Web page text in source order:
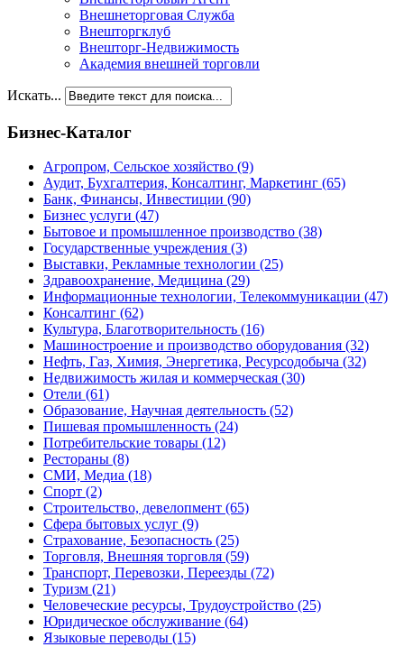
Внешнеторговая Служба
Внешторгклуб
Внешторг-Недвижимость
Академия внешней торговли
Искать...
Бизнес-Каталог
Агропром, Сельское хозяйство (9)
Аудит, Бухгалтерия, Консалтинг, Маркетинг (65)
Банк, Финансы, Инвестиции (90)
Бизнес услуги (47)
Бытовое и промышленное производство (38)
Государственные учреждения (3)
Выставки, Рекламные технологии (25)
Здравоохранение, Медицина (29)
Информационные технологии, Телекоммуникации (47)
Консалтинг (62)
Культура, Благотворительность (16)
Машиностроение и производство оборудования (32)
Нефть, Газ, Химия, Энергетика, Ресурсодобыча (32)
Недвижимость жилая и коммерческая (30)
Отели (61)
Образование, Научная деятельность (52)
Пишевая промышленность (24)
Потребительские товары (12)
Рестораны (8)
СМИ, Медиа (18)
Спорт (2)
Строительство, девелопмент (65)
Сфера бытовых услуг (9)
Страхование, Безопасность (25)
Торговля, Внешняя торговля (59)
Транспорт, Перевозки, Переезды (72)
Туризм (21)
Человеческие ресурсы, Трудоустройство (25)
Юридическое обслуживание (64)
Языковые переводы (15)